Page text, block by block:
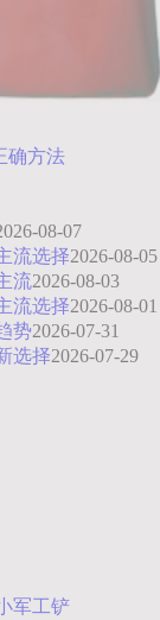
确方法
08-07
流选择2026-08-05
流2026-08-03
流选择2026-08-01
势2026-07-31
选择2026-07-29